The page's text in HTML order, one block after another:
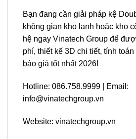
Bạn đang cần giải pháp kệ
không gian kho lạnh hoặc kho
hệ ngay Vinatech Group để
phí, thiết kế 3D chi tiết, tính
báo giá tốt nhất 2026!
Hotline: 086.758.9999 | Email:
info@vinatechgroup.vn
Website: vinatechgroup.vn